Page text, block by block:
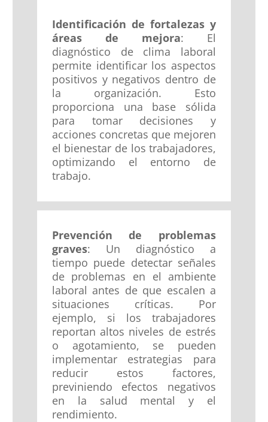
Identificación de fortalezas y
áreas de mejora: El
diagnóstico de clima laboral
permite identificar los aspectos
positivos y negativos dentro de
la organización. Esto
proporciona una base sólida
para tomar decisiones y
acciones concretas que mejoren
el bienestar de los trabajadores,
optimizando el entorno de
trabajo.
Prevención de problemas
graves: Un diagnóstico a
tiempo puede detectar señales
de problemas en el ambiente
laboral antes de que escalen a
situaciones críticas. Por
ejemplo, si los trabajadores
reportan altos niveles de estrés
o agotamiento, se pueden
implementar estrategias para
reducir estos factores,
previniendo efectos negativos
en la salud mental y el
rendimiento.